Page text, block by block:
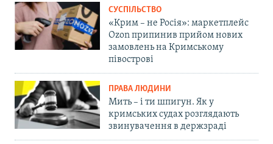
СУСПІЛЬСТВО
«Крим – не Росія»: маркетплейс
Ozon припинив прийом нових
замовлень на Кримському
півострові
ПРАВА ЛЮДИНИ
Мить – і ти шпигун. Як у
кримських судах розглядають
звинувачення в держзраді